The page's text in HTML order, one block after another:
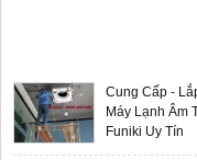
Cung Cấp -
Máy Lạnh Âm
Funiki Uy Tín